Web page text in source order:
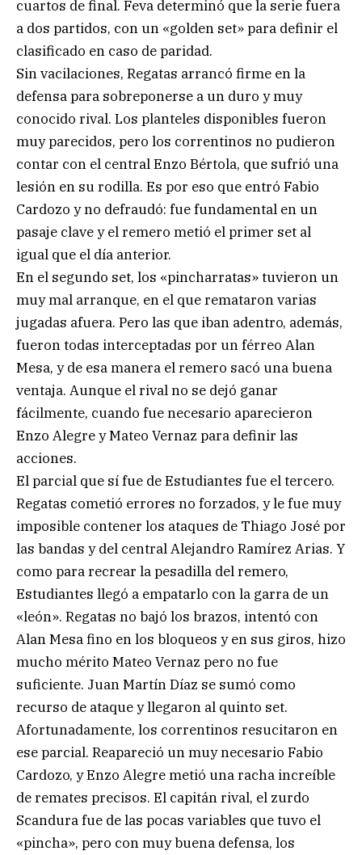
cuartos de final. Feva determinó que la serie fuera
a dos partidos, con un «golden set» para definir el
clasificado en caso de paridad.
Sin vacilaciones, Regatas arrancó firme en la
defensa para sobreponerse a un duro y muy
conocido rival. Los planteles disponibles fueron
muy parecidos, pero los correntinos no pudieron
contar con el central Enzo Bértola, que sufrió una
lesión en su rodilla. Es por eso que entró Fabio
Cardozo y no defraudó: fue fundamental en un
pasaje clave y el remero metió el primer set al
igual que el día anterior.
En el segundo set, los «pincharratas» tuvieron un
muy mal arranque, en el que remataron varias
jugadas afuera. Pero las que iban adentro, además,
fueron todas interceptadas por un férreo Alan
Mesa, y de esa manera el remero sacó una buena
ventaja. Aunque el rival no se dejó ganar
fácilmente, cuando fue necesario aparecieron
Enzo Alegre y Mateo Vernaz para definir las
acciones.
El parcial que sí fue de Estudiantes fue el tercero.
Regatas cometió errores no forzados, y le fue muy
imposible contener los ataques de Thiago José por
las bandas y del central Alejandro Ramírez Arias. Y
como para recrear la pesadilla del remero,
Estudiantes llegó a empatarlo con la garra de un
«león». Regatas no bajó los brazos, intentó con
Alan Mesa fino en los bloqueos y en sus giros, hizo
mucho mérito Mateo Vernaz pero no fue
suficiente. Juan Martín Díaz se sumó como
recurso de ataque y llegaron al quinto set.
Afortunadamente, los correntinos resucitaron en
ese parcial. Reapareció un muy necesario Fabio
Cardozo, y Enzo Alegre metió una racha increíble
de remates precisos. El capitán rival, el zurdo
Scandura fue de las pocas variables que tuvo el
«pincha», pero con muy buena defensa, los